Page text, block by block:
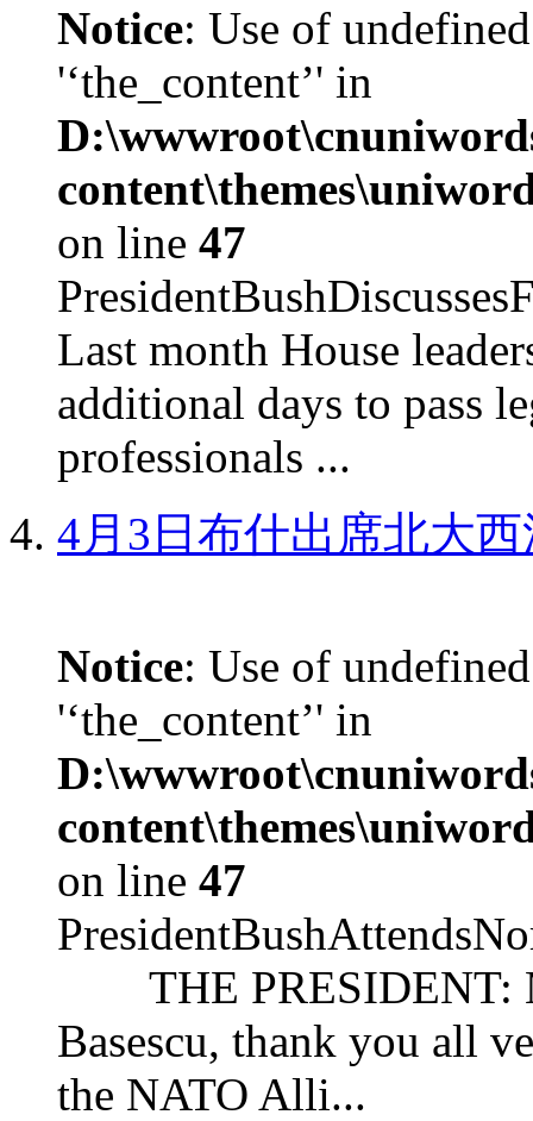
Notice: Use of
'‘the_content’' in
on line 47
Last month House
additional days to pass
professionals ...
4月3日布什出席北大
Notice: Use of
'‘the_content’' in
on line 47
THE PRESIDENT:
Basescu, thank you all
the NATO Alli...